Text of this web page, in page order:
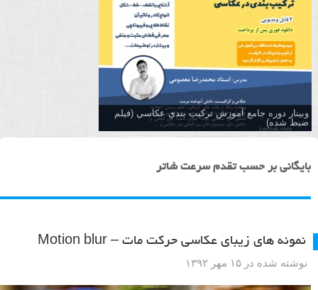
وبینار دوره جامع آموزش تركيب بندي عكاسي (فیلم
ضبط شده)
بایگانی بر حسب تقدم سرعت شاتر
نمونه های زیبای عکاسی حرکت مات – Motion blur
نوشته شده در ۱۵ مهر ۱۳۹۲